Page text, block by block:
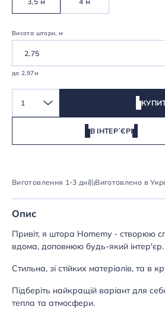
Висота штори, м
до 2.97м
1
В ІНТЕРʼЄРІ
Виготовлення 1-3 дні Виготовлено в
Опис
Привіт, я штора Homemy - створюю
вдома, доповнюю будь-який інтер'єр.
Стильна, зі стійких матеріалів, та в
Підберіть найкращій варіант для
тепла та атмосфери.